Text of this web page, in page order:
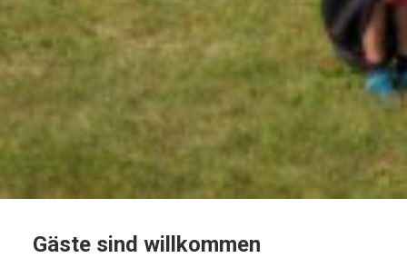
Gäste sind willkommen